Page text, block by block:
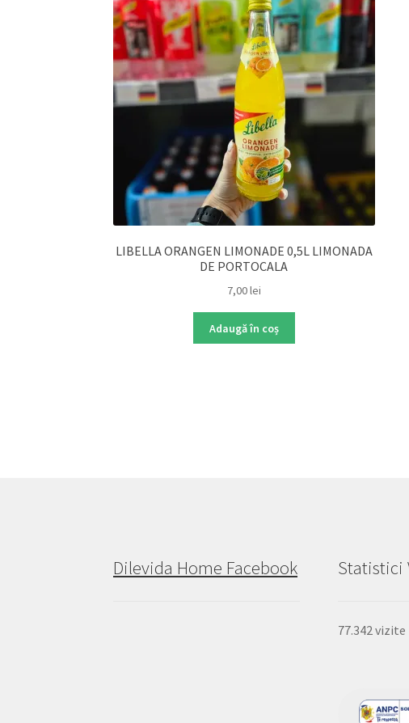
LIBELLA ORANGEN LIMONADE 0,5L LIMONADA
DE PORTOCALA
7,00lei
Adaugă în coș
Dilevida Home Facebook Statistici
77.342 vizite